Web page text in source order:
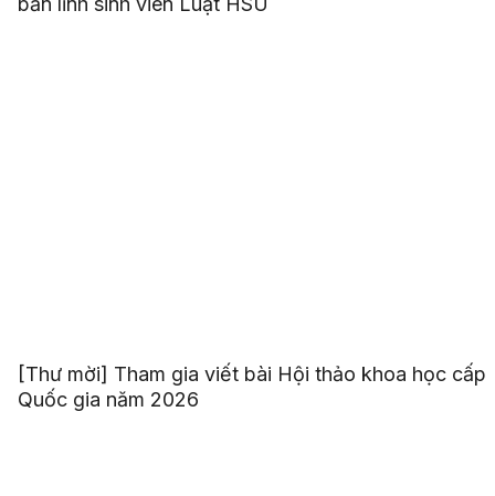
[Thư mời] Tham gia viết bài Hội thảo khoa học cấp
Quốc gia năm 2026